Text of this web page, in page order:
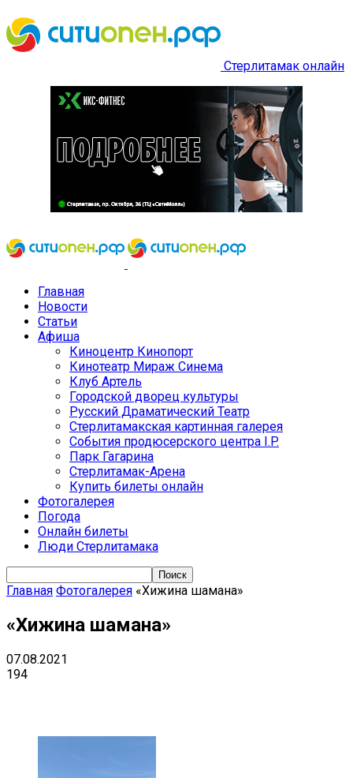
Стерлитамак онлайн
Главная
Новости
Статьи
Афиша
Киноцентр Кинопорт
Кинотеатр Мираж Синема
Клуб Артель
Городской дворец культуры
Русский Драматический Театр
Стерлитамакская картинная галерея
События продюсерского центра I.P.
Парк Гагарина
Стерлитамак-Арена
Купить билеты онлайн
Фотогалерея
Погода
Онлайн билеты
Люди Стерлитамака
Главная Фотогалерея «Хижина шамана»
«Хижина шамана»
07.08.2021
194